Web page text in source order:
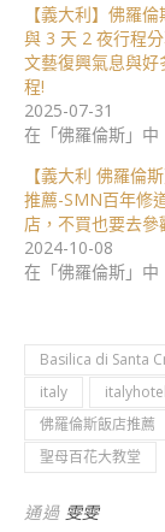
【義大利】佛羅
與 3 天 2 夜行程
文藝復興氣息與好
程!
2025-07-31
在「佛羅倫斯」中
【義大利 佛羅倫
推薦-SMN百年修
店，不買也要去參
2024-10-08
在「佛羅倫斯」中
Basilica di Santa
italy
italyhotel
佛羅倫斯飯店推薦
聖母百花大教堂
通過 雯雯